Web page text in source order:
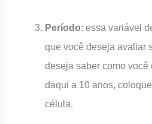
Período: essa variável
que você deseja avaliar
deseja saber como você
daqui a 10 anos,
célula.